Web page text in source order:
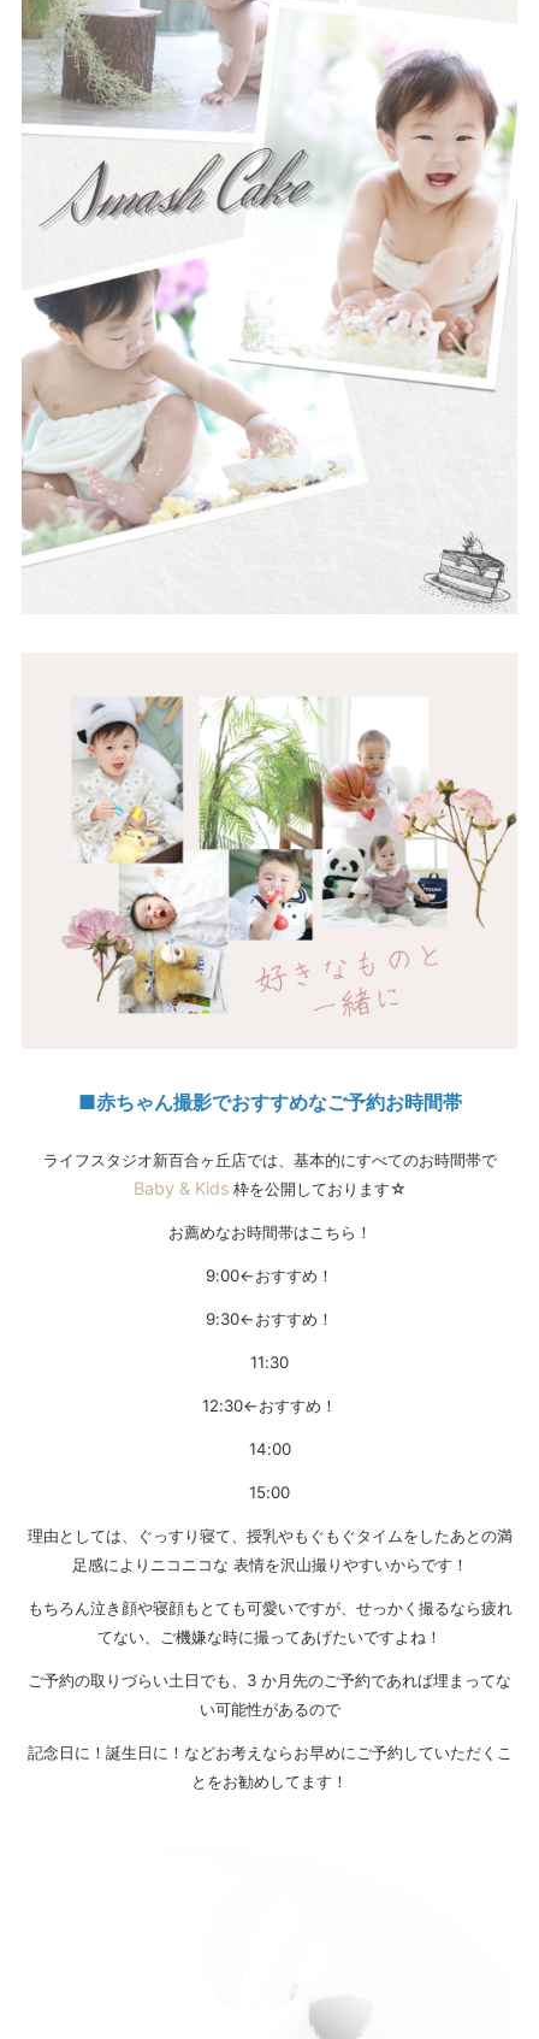
■赤ちゃん撮影でおすすめなご予約お時間帯
ライフスタジオ新百合ヶ丘店では、基本的にすべてのお時間帯で
Baby & Kids枠を公開しております☆
お薦めなお時間帯はこちら！
9:00←おすすめ！
9:30←おすすめ！
11:30
12:30←おすすめ！
14:00
15:00
理由としては、ぐっすり寝て、授乳やもぐもぐタイムをしたあとの満
足感によりニコニコな 表情を沢山撮りやすいからです！
もちろん泣き顔や寝顔もとても可愛いですが、せっかく撮るなら疲れ
てない、ご機嫌な時に撮ってあげたいですよね！
ご予約の取りづらい土日でも、3 か月先のご予約であれば埋まってな
い可能性があるので
記念日に！誕生日に！などお考えならお早めにご予約していただくこ
とをお勧めしてます！